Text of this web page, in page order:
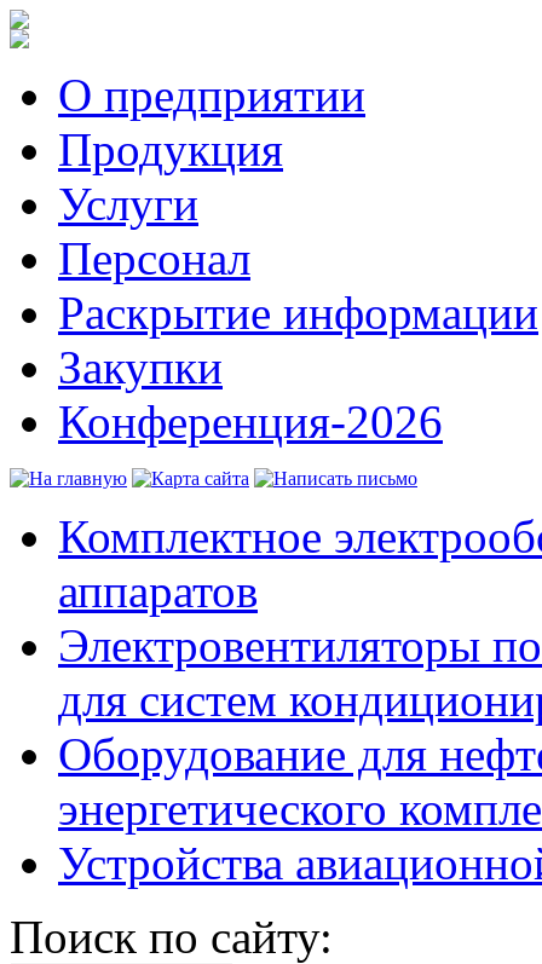
О предприятии
Продукция
Услуги
Персонал
Раскрытие информации
Закупки
Конференция-2026
Комплектное
аппаратов
Электровентиляторы
для систем
Оборудование для
энергетического
Устройства
Поиск по сайту: